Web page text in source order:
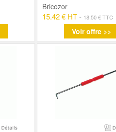
Bricozor
15.42 € HT- 18.50 € TTC
Voir offre >>